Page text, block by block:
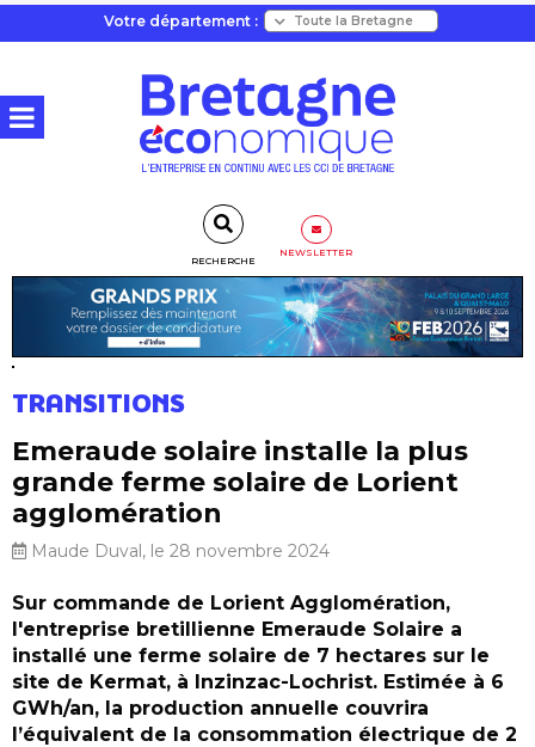
Votre département :
RECHERCHE
NEWSLETTER
TRANSITIONS
Emeraude solaire installe la plus
grande ferme solaire de Lorient
agglomération
Maude Duval, le 28 novembre 2024
Sur commande de Lorient Agglomération,
l'entreprise bretillienne Emeraude Solaire a
installé une ferme solaire de 7 hectares sur le
site de Kermat, à Inzinzac-Lochrist. Estimée à 6
GWh/an, la production annuelle couvrira
l’équivalent de la consommation électrique de 2